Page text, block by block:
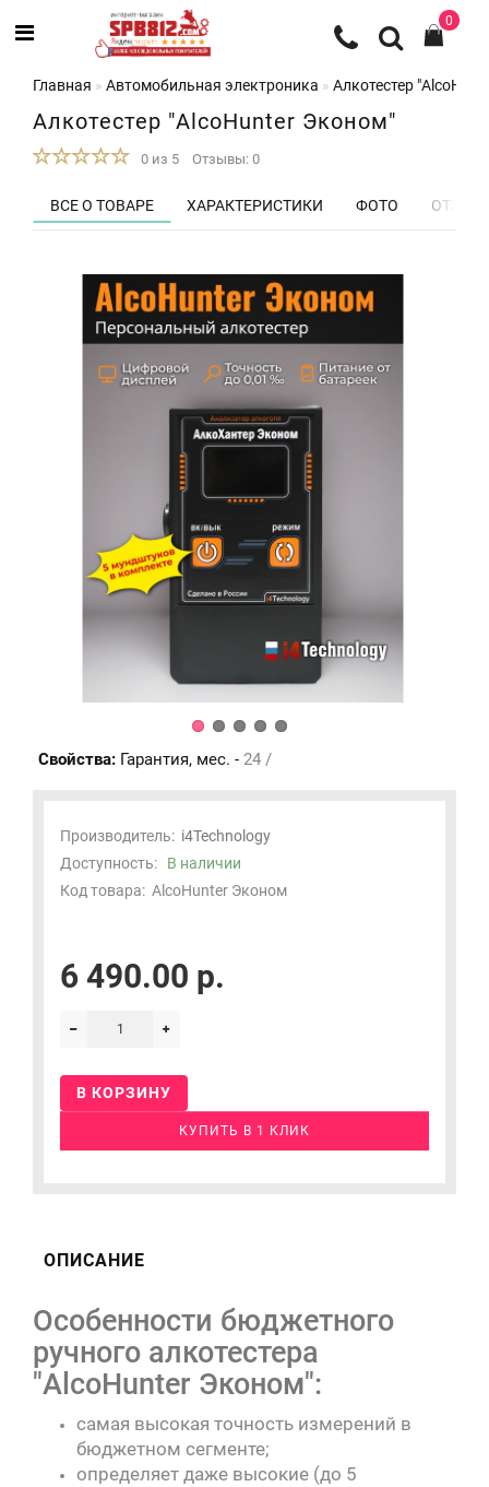
0
Главная Автомобильная электроника Алкотестер
Алкотестер "AlcoHunter Эконом"
0 из 5 Отзывы: 0
ВСЕ О ТОВАРЕ ХАРАКТЕРИСТИКИ ФОТО
Свойства: Гарантия, мес. - 24 /
Производитель: i4Technology
Доступность: В наличии
Код товара: AlcoHunter Эконом
6 490.00 р.
В КОРЗИНУ
КУПИТЬ В 1 КЛИК
ОПИСАНИЕ
Особенности бюджетного
ручного алкотестера
"AlcoHunter Эконом":
самая высокая точность измерений в
бюджетном сегменте;
определяет даже высокие (до 5